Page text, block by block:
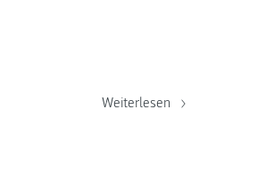
Weiterlesen